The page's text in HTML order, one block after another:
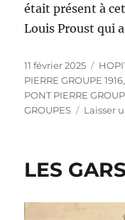
était présent à
Louis Proust qui
Publié
le
11 février 2025
PIERRE GROUPE 1916,
PONT PIERRE
GROUPES
Laisser
LES